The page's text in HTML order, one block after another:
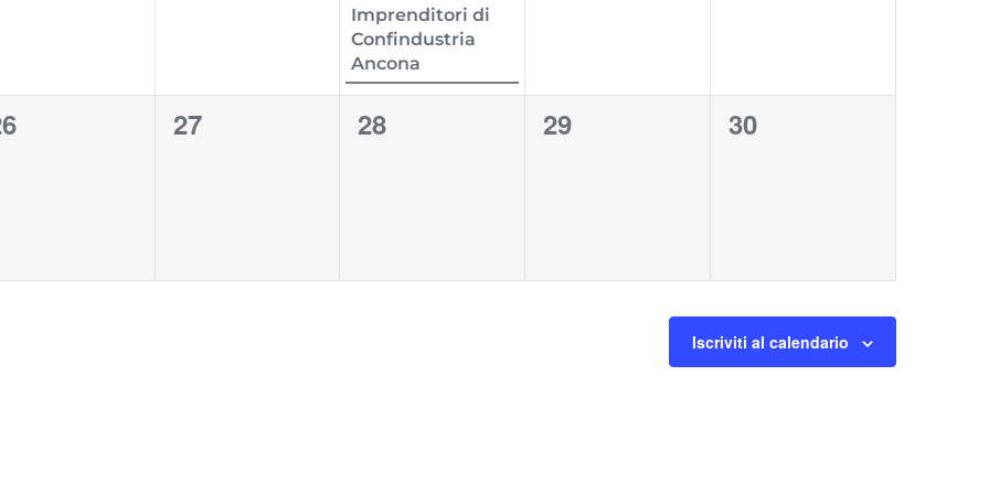
Imprenditori di
Confindustria
Ancona
0
27
0
28
0
29
0
30
Iscriviti al calendario